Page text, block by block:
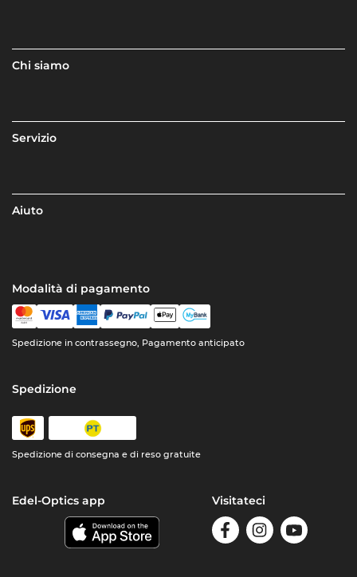
Chi siamo
Servizio
Aiuto
Modalità di pagamento
Spedizione in contrassegno, Pagamento anticipato
Spedizione
Spedizione di consegna e di reso gratuite
Edel-Optics app Visitateci